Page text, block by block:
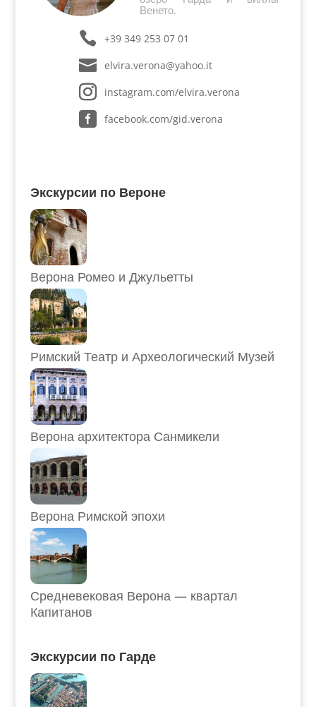
Венето.
+39 349 253 07 01
elvira.verona@yahoo.it
instagram.com/elvira.verona
facebook.com/gid.verona
Экскурсии по Вероне
Верона Ромео и Джульетты
Римский Театр и Археологический Музей
Верона архитектора Санмикели
Верона Римской эпохи
Средневековая Верона — квартал
Капитанов
Экскурсии по Гарде